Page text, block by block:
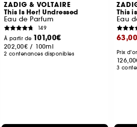
ZADIG & VOLTAIRE
This Is Her! Undressed
Eau de Parfum
149
À partir de 101,00€
202,00€ / 100ml
2 contenances disponibles
This
Eau
Prix
3